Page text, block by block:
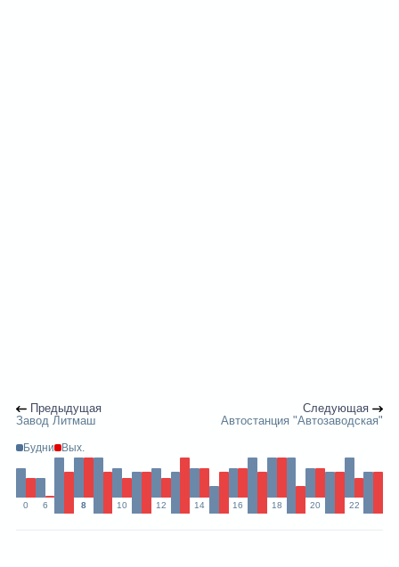
Предыдущая
Завод Литмаш
Следующая
Автостанция "Автозаводская"
Будни Вых.
0 6 8 10 12 14 16 18 20 22